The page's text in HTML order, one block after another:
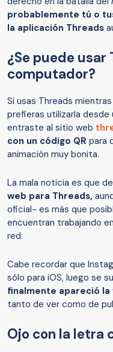
probablemente tú o
la aplicación Threads
¿Se puede usar
computador?
Si usas Threads
prefieras utilizarla desde
entraste al sitio web
con un código QR para
animación muy bonita.
La mala noticia es que
web para Threads,
oficial- es más que
encuentran trabajando
red.
Cabe recordar que
sólo para iOS, luego se
finalmente apareció la
tanto de ver como de
Ojo con la letra